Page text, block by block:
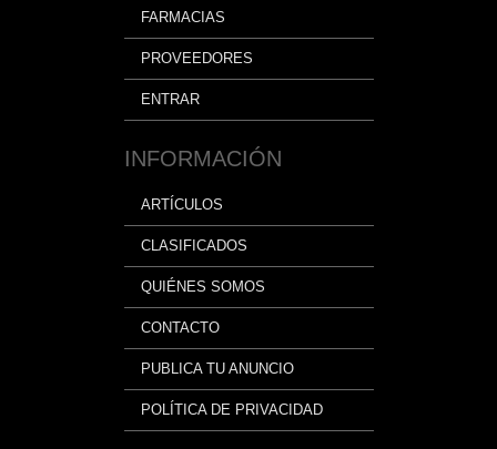
FARMACIAS
PROVEEDORES
ENTRAR
INFORMACIÓN
ARTÍCULOS
CLASIFICADOS
QUIÉNES SOMOS
CONTACTO
PUBLICA TU ANUNCIO
POLÍTICA DE PRIVACIDAD